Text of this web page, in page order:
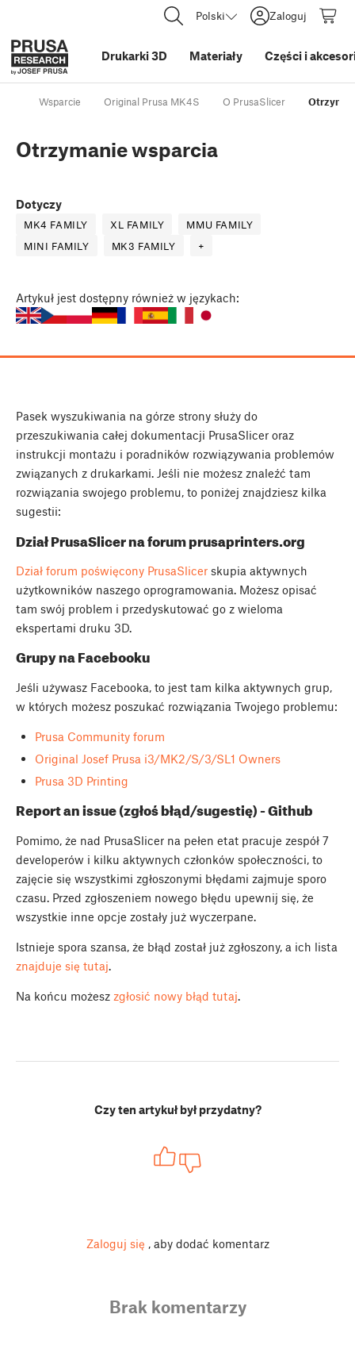
Polski Zaloguj
Drukarki 3D Materiały Części i
Wsparcie Original Prusa MK4S O PrusaSlicer
Otrzymanie wsparcia
Dotyczy
MK4 FAMILY XL FAMILY
MMU FAMILY
MINI FAMILY
MK3 FAMILY +
Artykuł jest dostępny również w językach:
Pasek wyszukiwania na górze strony służy do
przeszukiwania całej dokumentacji PrusaSlicer oraz
instrukcji montażu i poradników rozwiązywania problemów
związanych z drukarkami. Jeśli nie możesz znaleźć tam
rozwiązania swojego problemu, to poniżej znajdziesz kilka
sugestii:
Dział PrusaSlicer na forum prusaprinters.org
Dział forum poświęcony PrusaSlicer skupia aktywnych
użytkowników naszego oprogramowania. Możesz opisać
tam swój problem i przedyskutować go z wieloma
ekspertami druku 3D.
Grupy na Facebooku
Jeśli używasz Facebooka, to jest tam kilka aktywnych grup,
w których możesz poszukać rozwiązania Twojego problemu:
Prusa Community forum
Original Josef Prusa i3/MK2/S/3/SL1 Owners
Prusa 3D Printing
Report an issue (zgłoś błąd/sugestię) - Github
Pomimo, że nad PrusaSlicer na pełen etat pracuje zespół 7
developerów i kilku aktywnych członków społeczności, to
zajęcie się wszystkimi zgłoszonymi błędami zajmuje sporo
czasu. Przed zgłoszeniem nowego błędu upewnij się, że
wszystkie inne opcje zostały już wyczerpane.
Istnieje spora szansa, że błąd został już zgłoszony, a ich lista
znajduje się tutaj.
Na końcu możesz zgłosić nowy błąd tutaj.
Czy ten artykuł był przydatny?
Zaloguj się , aby dodać komentarz
Brak komentarzy